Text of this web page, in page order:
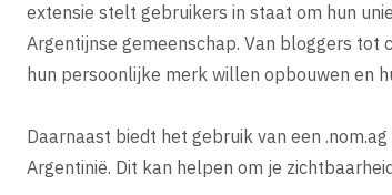
extensie stelt gebruikers in staat om hun
Argentijnse gemeenschap. Van bloggers tot
hun persoonlijke merk willen opbouwen en
Daarnaast biedt het gebruik van een
Argentinië. Dit kan helpen om je